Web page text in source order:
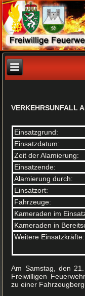
VERKEHRSUNFALL
Einsatzgrund:
Einsatzdatum:
Zeit der Alamierung:
Einsatzende:
Alamierung durch:
Einsatzort:
Fahrzeuge:
Kameraden im
Kameraden in
Weitere Einsatzkräfte:
Am Samstag, den
Freiwilligen
zu einer